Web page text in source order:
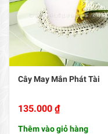
Cây May Mắn Phát Tài
135.000 ₫
Thêm vào giỏ hàng